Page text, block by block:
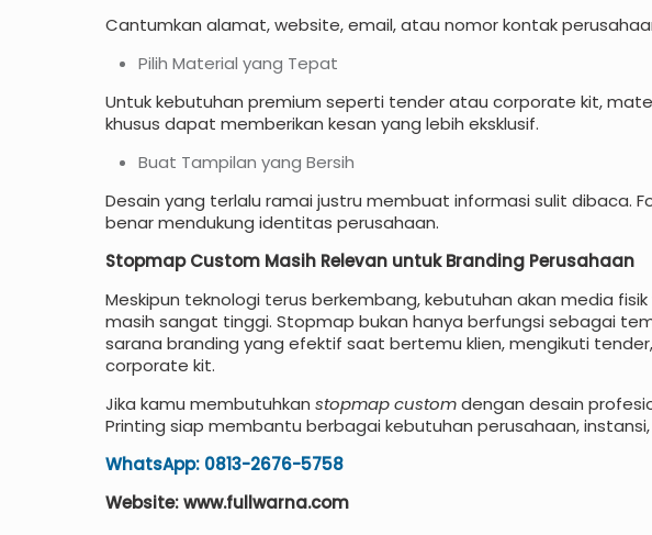
Cantumkan alamat, website, email, atau nomor kontak
Pilih Material yang Tepat
Untuk kebutuhan premium seperti tender atau corporate kit,
khusus dapat memberikan kesan yang lebih eksklusif.
Buat Tampilan yang Bersih
Desain yang terlalu ramai justru membuat informasi sulit dibaca.
benar mendukung identitas perusahaan.
Stopmap Custom Masih Relevan untuk Branding Perusahaan
Meskipun teknologi terus berkembang, kebutuhan akan media
masih sangat tinggi. Stopmap bukan hanya berfungsi sebagai
sarana branding yang efektif saat bertemu klien, mengikuti
corporate kit.
Jika kamu membutuhkan stopmap customdengan desain
Printing siap membantu berbagai kebutuhan perusahaan,
WhatsApp: 0813-2676-5758
Website: www.fullwarna.com